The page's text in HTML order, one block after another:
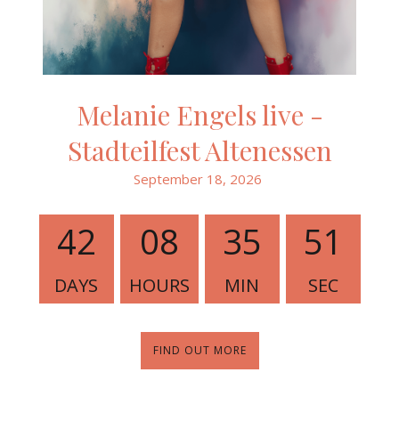
Melanie Engels live -
Stadteilfest Altenessen
September 18, 2026
42
DAYS
08
HOURS
35
MIN
50
SEC
FIND OUT MORE